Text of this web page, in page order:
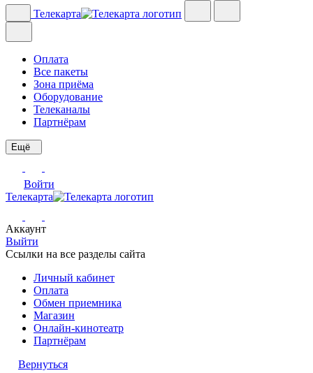
Телекарта
Оплата
Все пакеты
Зона приёма
Оборудование
Телеканалы
Партнёрам
Ещё
Войти
Телекарта
Аккаунт
Выйти
Ссылки на все разделы сайта
Личный кабинет
Оплата
Обмен приемника
Магазин
Онлайн-кинотеатр
Партнёрам
Вернуться